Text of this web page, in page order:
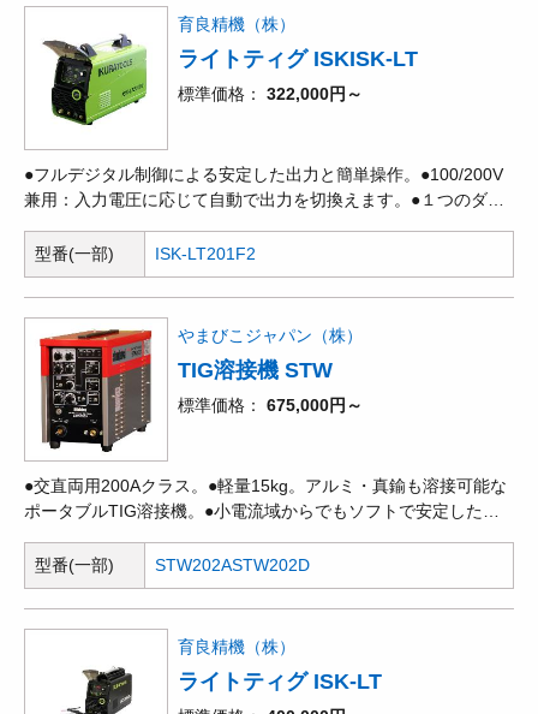
育良精機（株）
ライトティグ ISKISK-LT
標準価格 322,000円～
●フルデジタル制御による安定した出力と簡単操作。●100/200V
兼用：入力電圧に応じて自動で出力を切換えます。●１つのダイ
ス周波数 低速0.2Hz～高速500Hzまで調整可能です。●メモリー
機能付：使用中の設定値を自動で記憶し、起動時に自動で読み込
むため作業効率がアップします。●アップスロープ・ダウンスロ
ープ制御：溶接開始部と終了部の欠陥を低減し均一な溶接を可能
にします。●手棒溶接の機能がさらに充実！：アークフォース機
能、アークスタート機能、溶
型番(一部) ISK-LT201F2
やまびこジャパン（株）
TIG溶接機 STW
標準価格 675,000円～
●交直両用200Aクラス。●軽量15kg。アルミ・真鍮も溶接可能な
ポータブルTIG溶接機。●小電流域からでもソフトで安定したア
型番(一部)
STW202ASTW202D
育良精機（株）
ライトティグ ISK-LT